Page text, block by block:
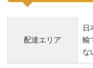
配達エリア
日
輸
な